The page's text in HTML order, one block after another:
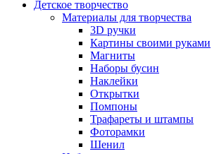
Детское творчество
Материалы для творчества
3D ручки
Картины своими руками
Магниты
Наборы бусин
Наклейки
Открытки
Помпоны
Трафареты и штампы
Фоторамки
Шенил